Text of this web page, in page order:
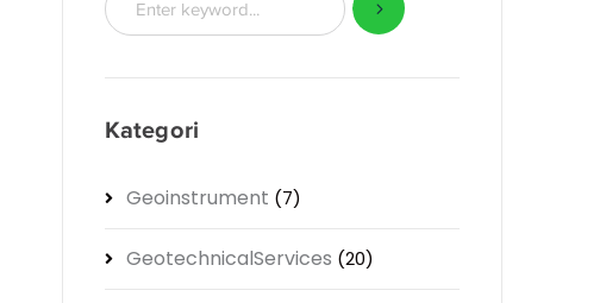
Kategori
Geoinstrument (7)
GeotechnicalServices (20)